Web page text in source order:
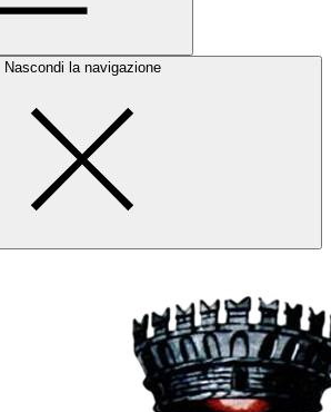
Nascondi la navigazione